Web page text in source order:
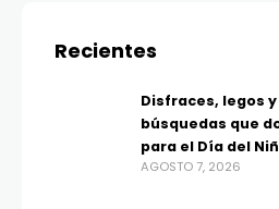
Recientes
Disfraces, legos y
búsquedas que
para el Día del
AGOSTO 7, 2026